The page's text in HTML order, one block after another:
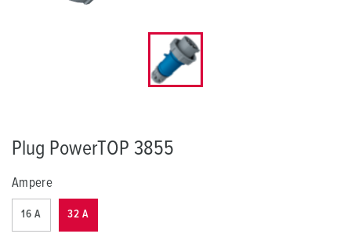
Plug PowerTOP 3855
Ampere
16 A 32 A